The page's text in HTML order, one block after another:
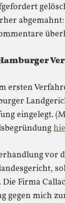
ersten
eingelegt.
vor
Die Firma
gegen mich